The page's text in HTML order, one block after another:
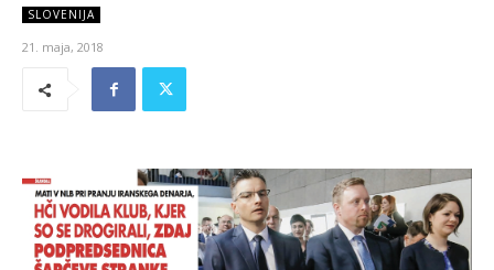
SLOVENIJA
21. maja, 2018